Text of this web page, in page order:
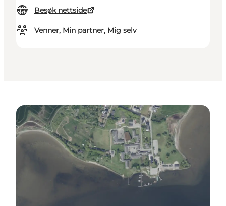
Besøk nettside
Venner, Min partner, Mig selv